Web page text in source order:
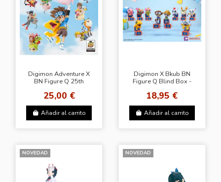
Digimon Adventure X
BN Figure Q 25th
25,00 €
Añadir al carrito
Digimon X Bkub BN
Figure Q Blind Box -
18,95 €
Añadir al carrito
NOVEDAD NOVEDAD